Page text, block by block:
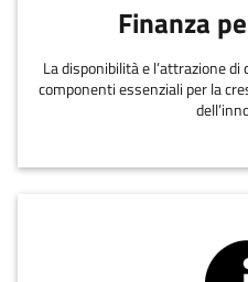
Finanza
La disponibilità e l’attrazione
componenti essenziali per la